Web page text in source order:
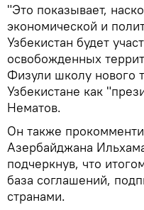
"Это показывает,
экономической и
Узбекистан будет
освобожденных
Физули школу нового
Узбекистане как
Нематов.
Он также
Азербайджана
подчеркнув, что
база соглашений,
странами.